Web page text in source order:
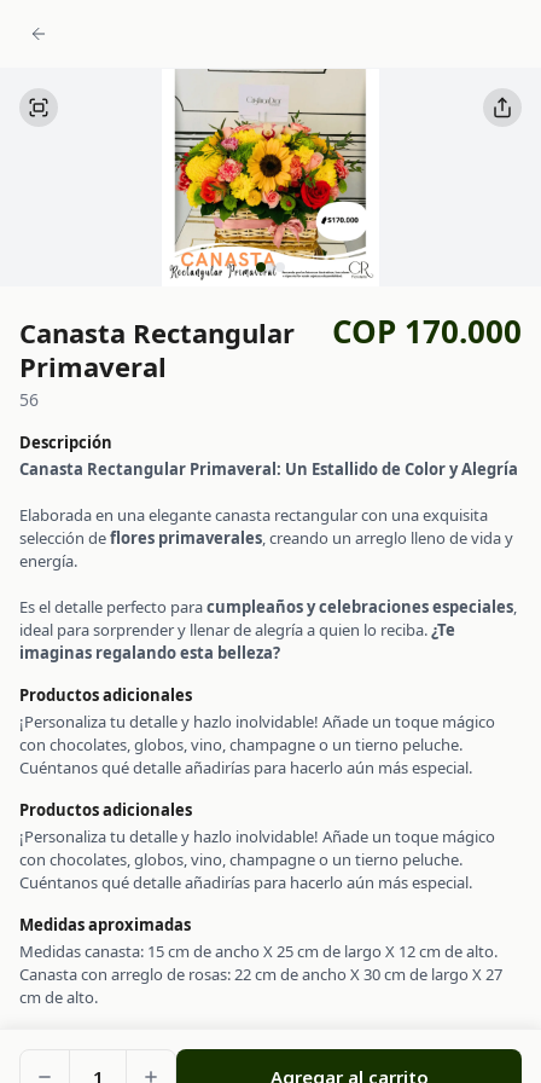
Canasta Rectangular
Primaveral
COP 170.000
56
Descripción
Canasta Rectangular Primaveral: Un Estallido de Color y Alegría
Elaborada en una elegante canasta rectangular con una exquisita
selección deflores primaverales, creando un arreglo lleno de vida y
energía.
Es el detalle perfecto paracumpleaños y celebraciones especiales,
ideal para sorprender y llenar de alegría a quien lo reciba.¿Te
imaginas regalando esta belleza?
Productos adicionales
¡Personaliza tu detalle y hazlo inolvidable! Añade un toque mágico
con chocolates, globos, vino, champagne o un tierno peluche.
Cuéntanos qué detalle añadirías para hacerlo aún más especial.
Productos adicionales
¡Personaliza tu detalle y hazlo inolvidable! Añade un toque mágico
con chocolates, globos, vino, champagne o un tierno peluche.
Cuéntanos qué detalle añadirías para hacerlo aún más especial.
Medidas aproximadas
Medidas canasta: 15 cm de ancho X 25 cm de largo X 12 cm de alto.
Canasta con arreglo de rosas: 22 cm de ancho X 30 cm de largo X 27
cm de alto.
1 Agregar al carrito